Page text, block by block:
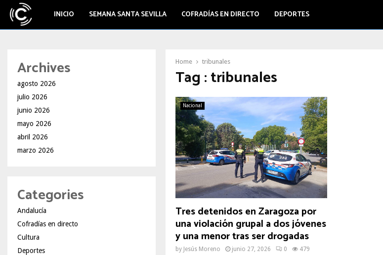
INICIO SEMANA SANTA SEVILLA COFRADÍAS EN DIRECTO DEPORTES
Home tribunales
Tag : tribunales
Nacional
Tres detenidos en Zaragoza por
una violación grupal a dos jóvenes
y una menor tras ser drogadas
by Jesús Moreno junio 27, 2026 0 479
Archives
agosto 2026
julio 2026
junio 2026
mayo 2026
abril 2026
marzo 2026
Categories
Andalucía
Cofradías en directo
Cultura
Deportes